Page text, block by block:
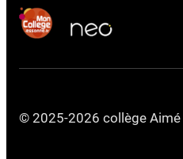
© 2025-2026 collège Aimé